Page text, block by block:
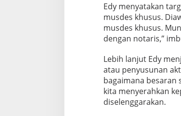
Edy menyatakan
musdes khusus.
musdes khusus.
dengan notaris,”
Lebih lanjut Edy
atau penyusunan
bagaimana besaran
kita menyerahkan
diselenggarakan.